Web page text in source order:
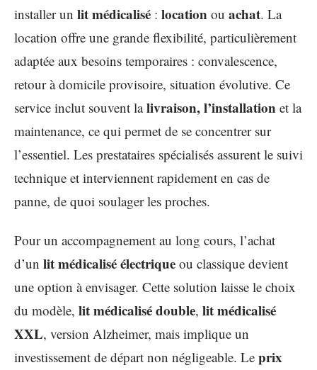
installer un lit médicalisé : location ou achat. La
location offre une grande flexibilité, particulièrement
adaptée aux besoins temporaires : convalescence,
retour à domicile provisoire, situation évolutive. Ce
service inclut souvent lalivraison, l’installation et la
maintenance, ce qui permet de se concentrer sur
l’essentiel. Les prestataires spécialisés assurent le suivi
technique et interviennent rapidement en cas de
panne, de quoi soulager les proches.
Pour un accompagnement au long cours, l’achat
d’un lit médicalisé électrique ou classique devient
une option à envisager. Cette solution laisse le choix
du modèle, lit médicalisé double, lit médicalisé
XXL, version Alzheimer, mais implique un
investissement de départ non négligeable. Le prix